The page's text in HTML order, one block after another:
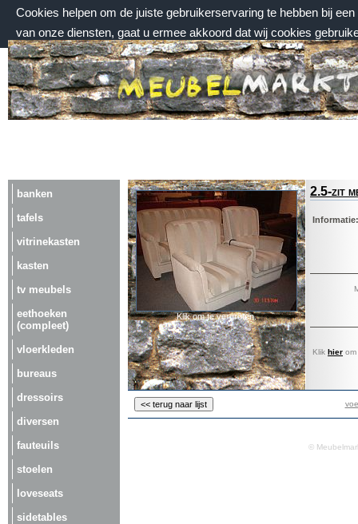
Cookies helpen om de juiste gebruikerservaring te hebben bij
van onze diensten, gaat u ermee akkoord dat wij cookies
zondag 9 augustus 2026, 13:21 uur
Welkom bij Meubelmarktplein.nl
banken
tafels
vitrinekasten
kasten
tv meubels
eethoeken
(compleet)
vloerkleden
bureaus
dressoirs
diversen
fauteuils
stoelen
loveseats
sidetables
Klik om te vergroten.
2.5-zit
Informatie:
Klik hier
©